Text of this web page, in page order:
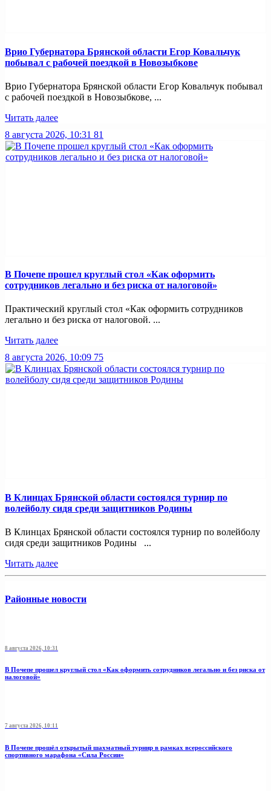
Врио Губернатора Брянской области Егор Ковальчук
побывал с рабочей поездкой в Новозыбкове
Врио Губернатора Брянской области Егор Ковальчук побывал
с рабочей поездкой в Новозыбкове, ...
Читать далее
8 августа 2026, 10:31 81
В Почепе прошел круглый стол «Как оформить
сотрудников легально и без риска от налоговой»
Практический круглый стол «Как оформить сотрудников
легально и без риска от налоговой. ...
Читать далее
8 августа 2026, 10:09 75
В Клинцах Брянской области состоялся турнир по
волейболу сидя среди защитников Родины
В Клинцах Брянской области состоялся турнир по волейболу
сидя среди защитников Родины ...
Читать далее
Районные новости
8 августа 2026, 10:31
В Почепе прошел круглый стол «Как оформить сотрудников легально и без риска от
налоговой»
7 августа 2026, 10:11
В Почепе прошёл открытый шахматный турнир в рамках всероссийского
спортивного марафона «Сила России»